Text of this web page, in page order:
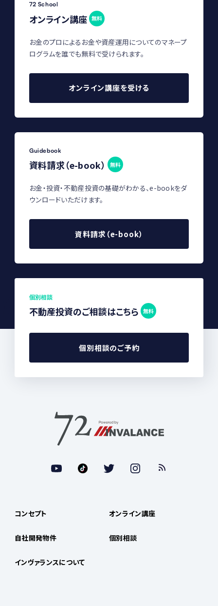
72 School
オンライン講座 無料
お金のプロによるお金や資産運用についてのマネープ
ログラムを誰でも無料で受けられます。
オンライン講座を受ける
Guidebook
資料請求（e-book） 無料
お金・投資・不動産投資の基礎がわかる、e-bookをダ
ウンロードいただけます。
資料請求（e-book）
個別相談
不動産投資のご相談はこちら 無料
個別相談のご予約
コンセプト
自社開発物件
インヴァランスについて
オンライン講座
個別相談